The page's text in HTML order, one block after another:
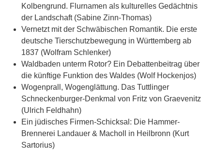
Kolbengrund. Flurnamen als kulturelles Gedächtnis
der Landschaft (Sabine Zinn-Thomas)
Vernetzt mit der Schwäbischen Romantik. Die erste
deutsche Tierschutzbewegung in Württemberg ab
1837 (Wolfram Schlenker)
Waldbaden unterm Rotor? Ein Debattenbeitrag über
die künftige Funktion des Waldes (Wolf Hockenjos)
Wogenprall, Wogenglättung. Das Tuttlinger
Schneckenburger-Denkmal von Fritz von Graevenitz
(Ulrich Feldhahn)
Ein jüdisches Firmen-Schicksal: Die Hammer-
Brennerei Landauer & Macholl in Heilbronn (Kurt
Sartorius)